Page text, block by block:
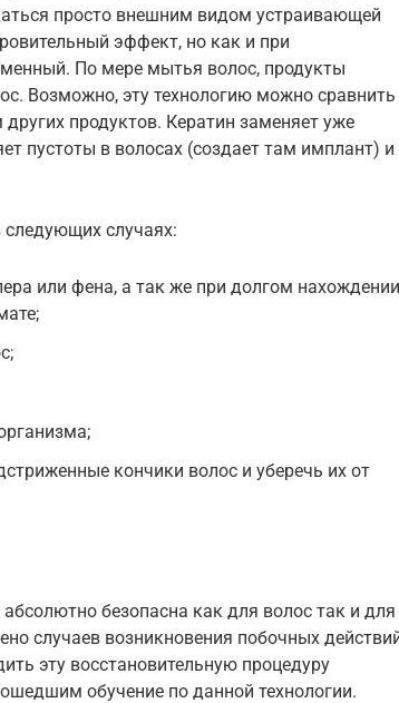
просто внешним видом устраивающей
эффект, но как и при
По мере мытья волос, продукты
Возможно, эту технологию можно сравнить
продуктов. Кератин заменяет уже
пустоты в волосах (создает там имплант) и
случаях:
или фена, а так же при долгом нахождении
кончики волос и уберечь их от
безопасна как для волос так и для
случаев возникновения побочных
эту восстановительную процедуру
обучение по данной технологии.